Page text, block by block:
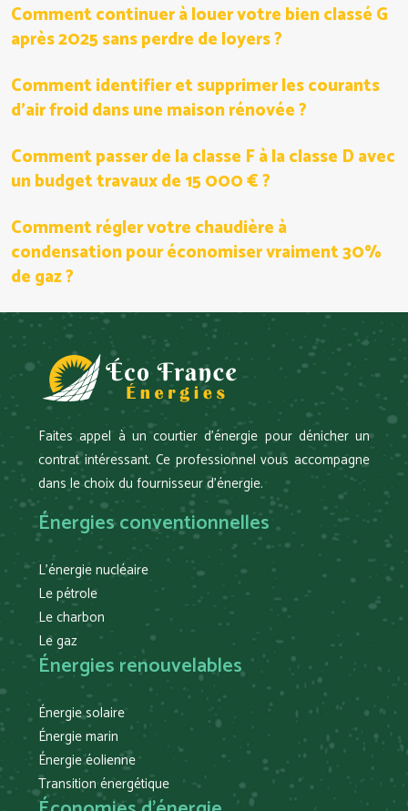
Comment continuer à louer votre bien classé G
après 2025 sans perdre de loyers ?
Comment identifier et supprimer les courants
d’air froid dans une maison rénovée ?
Comment passer de la classe F à la classe D avec
un budget travaux de 15 000 € ?
Comment régler votre chaudière à
condensation pour économiser vraiment 30%
de gaz ?
Faites appel à un courtier d’énergie pour dénicher un
contrat intéressant. Ce professionnel vous accompagne
dans le choix du fournisseur d’énergie.
Énergies conventionnelles
L’énergie nucléaire
Le pétrole
Le charbon
Le gaz
Énergies renouvelables
Énergie solaire
Énergie marin
Énergie éolienne
Transition énergétique